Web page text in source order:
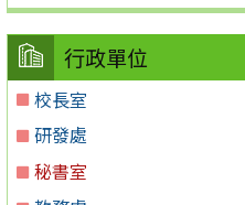
行政單位
校長室
研發處
秘書室